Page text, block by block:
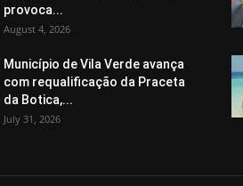
provoca...
August 4, 2026
Município de Vila Verde avança
com requalificação da Praceta
da Botica,...
July 31, 2026